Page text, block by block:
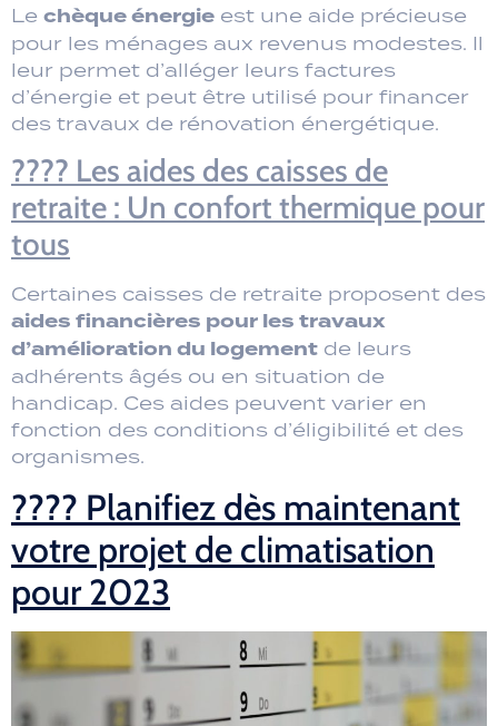
Le chèque énergie est une aide précieuse
pour les ménages aux revenus modestes. Il
leur permet d’alléger leurs factures
d’énergie et peut être utilisé pour financer
des travaux de rénovation énergétique.
???? Les aides des caisses de
retraite : Un confort thermique pour
tous
Certaines caisses de retraite proposent des
aides financières pour les travaux
d’amélioration du logement de leurs
adhérents âgés ou en situation de
handicap. Ces aides peuvent varier en
fonction des conditions d’éligibilité et des
organismes.
???? Planifiez dès maintenant
votre projet de climatisation
pour 2023